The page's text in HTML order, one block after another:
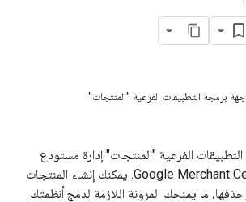
برمجة التطبيقات الفرعية "المنتجات"
الفرعية "المنتجات" إدارة مستودع
منتجاتك آليًا في Google Merchant Center. يمكنك إنشاء المنتجات
ما يمنحك المرونة اللازمة لدمج أنظمتك